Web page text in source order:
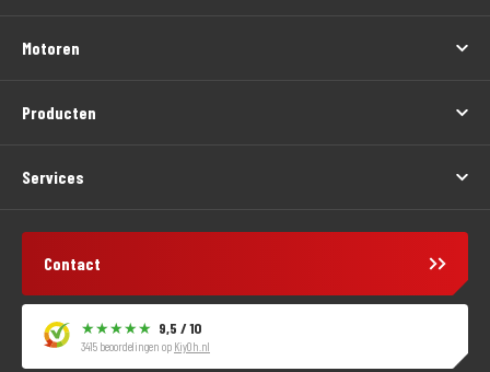
Motoren
Producten
Services
Contact
9,5 / 10
3415 beoordelingen op KiyOh.nl